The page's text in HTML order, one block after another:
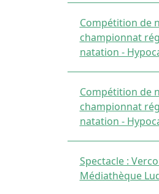
Compétition de
championnat
natation -
Compétition de
championnat
natation -
Spectacle :
Médiathèque